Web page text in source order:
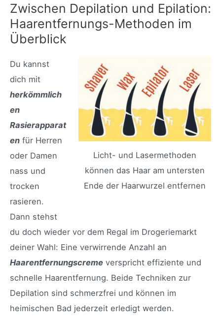
Zwischen Depilation und Epilation:
Haarentfernungs-Methoden im
Überblick
Licht- und Lasermethoden
können das Haar am untersten
Ende der Haarwurzel entfernen
Du kannst
dich mit
herkömmlich
en
Rasierapparat
en für Herren
oder Damen
nass und
trocken
rasieren.
Dann stehst
du doch wieder vor dem Regal im Drogeriemarkt
deiner Wahl: Eine verwirrende Anzahl an
Haarentfernungscreme verspricht effiziente und
schnelle Haarentfernung. Beide Techniken zur
Depilation sind schmerzfrei und können im
heimischen Bad jederzeit erledigt werden.